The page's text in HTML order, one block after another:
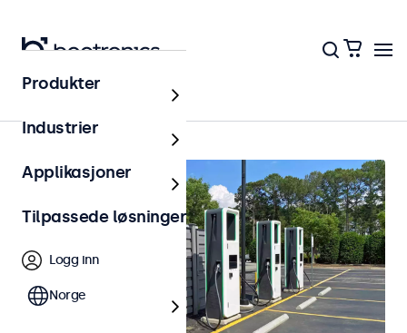
Utendørs
Produkter
Industrier
Applikasjoner
Tilpassede løsninger
Logg inn
Norge